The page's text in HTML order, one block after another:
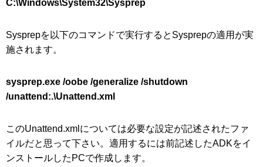
C:\Windows\System32\Sysprep
Sysprepを以下のコマンドで実行するとSysprepの適用が実
施されます。
sysprep.exe /oobe /generalize /shutdown
/unattend:.\Unattend.xml
このUnattend.xmlについては必要な設定が記述されたファ
イルだと思って下さい。適用するには前記述したADKをイ
ンストールしたPCで作成します。